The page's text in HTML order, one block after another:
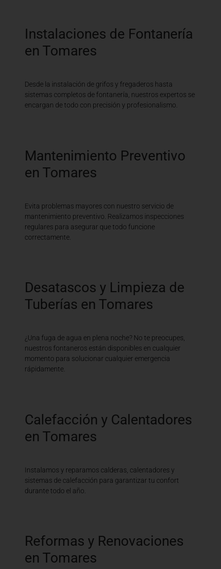
Instalaciones de Fontanería
en Tomares
Desde la instalación de grifos y fregaderos hasta
sistemas completos de fontanería, nuestros expertos se
encargan de todo con precisión y profesionalismo.
Mantenimiento Preventivo
en Tomares
Evita problemas mayores con nuestro servicio de
mantenimiento preventivo. Realizamos inspecciones
regulares para asegurar que todo funcione
correctamente.
Desatascos y Limpieza de
Tuberías en Tomares
¿Una fuga de agua en plena noche? No te preocupes,
nuestros fontaneros están disponibles en cualquier
momento para solucionar cualquier emergencia
rápidamente.
Calefacción y Calentadores
en Tomares
Instalamos y reparamos calderas, calentadores y
sistemas de calefacción para garantizar tu confort
durante todo el año.
Reformas y Renovaciones
en Tomares